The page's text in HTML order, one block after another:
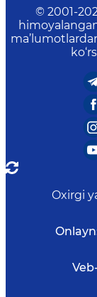
© 2001-
Oxirgi